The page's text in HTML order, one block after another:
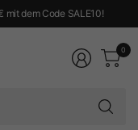
mit dem Code SALE10!
0